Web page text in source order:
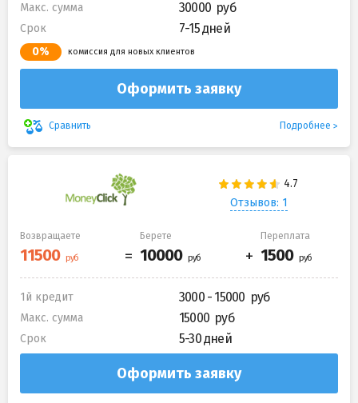
Макс. сумма 30000
Срок 7-15 дней
0% комиссия для новых клиентов
Оформить заявку
Сравнить Подробнее
Отзывов: 1
Возвращаете Берете Переплата
1й кредит 3000 - 15000
Макс. сумма 15000
Срок 5-30 дней
Оформить заявку